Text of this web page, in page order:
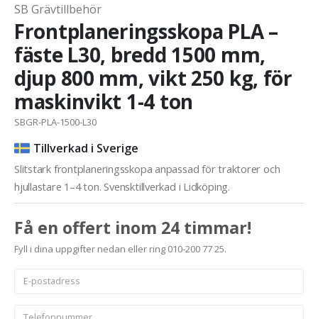
SB Grävtillbehör
Frontplaneringsskopa PLA –
fäste L30, bredd 1500 mm,
djup 800 mm, vikt 250 kg, för
maskinvikt 1-4 ton
SBGR-PLA-1500-L30
Tillverkad i Sverige
Slitstark frontplaneringsskopa anpassad för traktorer och
hjullastare 1–4 ton. Svensktillverkad i Lidköping.
Få en offert inom 24 timmar!
Fyll i dina uppgifter nedan eller ring 010-200 77 25.